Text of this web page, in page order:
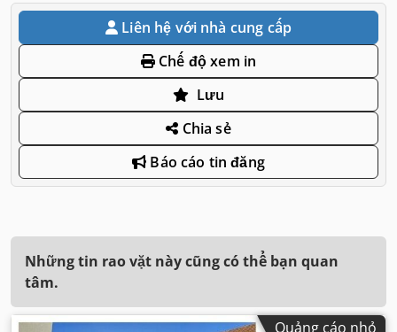
Liên hệ với nhà cung cấp
Chế độ xem in
Lưu
Chia sẻ
Báo cáo tin đăng
Những tin rao vặt này cũng có thể bạn quan
tâm.
Quảng cáo nhỏ